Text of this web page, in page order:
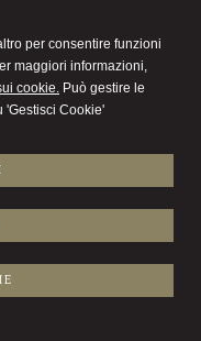
per consentire funzioni
maggiori informazioni,
cookie. Può gestire le
'Gestisci Cookie'